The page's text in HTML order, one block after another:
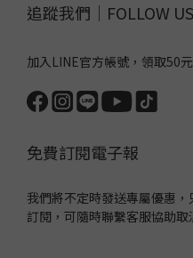
追蹤我們｜FOLLOW US
加入LINE官方帳號，領取50元
免費訂閱電子報
我們將不定時發送專屬優惠
訂閱，可隨時聯繫客服協助取